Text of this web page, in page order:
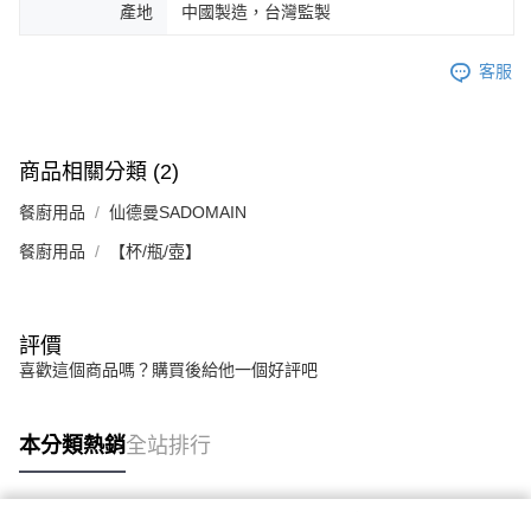
產地 中國製造，台灣監製
客服
商品相關分類 (2)
餐廚用品 仙德曼SADOMAIN
餐廚用品 【杯/瓶/壺】
評價
喜歡這個商品嗎？購買後給他一個好評吧
本分類熱銷全站排行